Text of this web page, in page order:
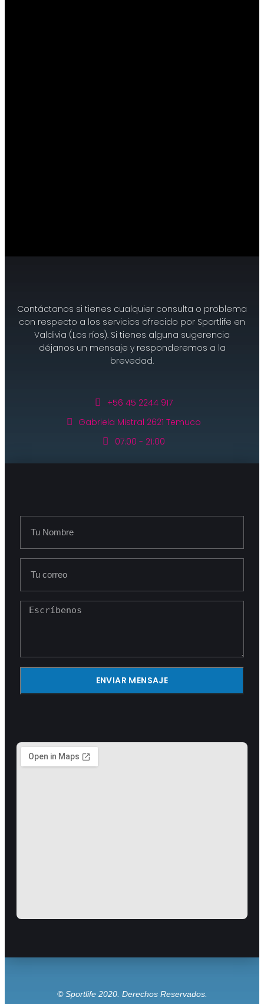
Contáctanos si tienes cualquier consulta o problema
con respecto a los servicios ofrecido por Sportlife en
Valdivia (Los ríos). Si tienes alguna sugerencia
déjanos un mensaje y responderemos a la
brevedad.
+56 45 2244 917
Gabriela Mistral 2621 Temuco
07:00 - 21:00
ENVIAR MENSAJE
© Sportlife 2020. Derechos Reservados.